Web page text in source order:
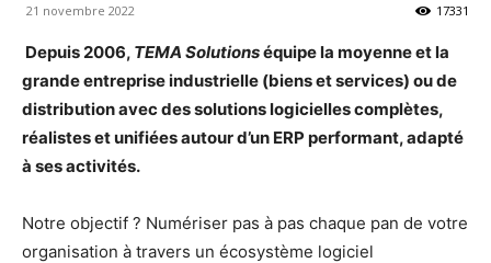
21 novembre 2022 17331
Depuis 2006, TEMA Solutionséquipe la moyenne et la
grande entreprise industrielle (biens et services) ou de
distribution avec des solutions logicielles complètes,
réalistes et unifiées autour d’un ERP performant, adapté
à ses activités.
Notre objectif ? Numériser pas à pas chaque pan de votre
organisation à travers un écosystème logiciel